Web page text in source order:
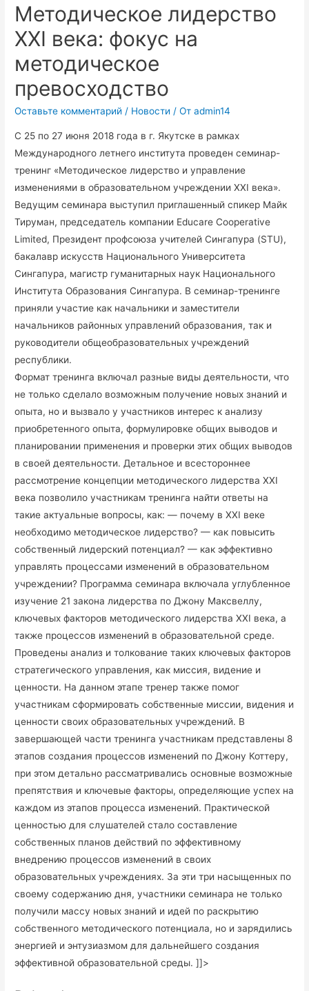
Методическое лидерство
XXI века: фокус на
методическое
превосходство
Оставьте комментарий / Новости / От admin14
С 25 по 27 июня 2018 года в г. Якутске в рамках
Международного летнего института проведен семинар-
тренинг «Методическое лидерство и управление
изменениями в образовательном учреждении XXI века».
Ведущим семинара выступил приглашенный спикер Майк
Тируман, председатель компании Educare Cooperative
Limited, Президент профсоюза учителей Сингапура (STU),
бакалавр искусств Национального Университета
Сингапура, магистр гуманитарных наук Национального
Института Образования Сингапура. В семинар-тренинге
приняли участие как начальники и заместители
начальников районных управлений образования, так и
руководители общеобразовательных учреждений
республики.
Формат тренинга включал разные виды деятельности, что
не только сделало возможным получение новых знаний и
опыта, но и вызвало у участников интерес к анализу
приобретенного опыта, формулировке общих выводов и
планировании применения и проверки этих общих выводов
в своей деятельности. Детальное и всестороннее
рассмотрение концепции методического лидерства XXI
века позволило участникам тренинга найти ответы на
такие актуальные вопросы, как: — почему в XXI веке
необходимо методическое лидерство? — как повысить
собственный лидерский потенциал? — как эффективно
управлять процессами изменений в образовательном
учреждении? Программа семинара включала углубленное
изучение 21 закона лидерства по Джону Максвеллу,
ключевых факторов методического лидерства XXI века, а
также процессов изменений в образовательной среде.
Проведены анализ и толкование таких ключевых факторов
стратегического управления, как миссия, видение и
ценности. На данном этапе тренер также помог
участникам сформировать собственные миссии, видения и
ценности своих образовательных учреждений. В
завершающей части тренинга участникам представлены 8
этапов создания процессов изменений по Джону Коттеру,
при этом детально рассматривались основные возможные
препятствия и ключевые факторы, определяющие успех на
каждом из этапов процесса изменений. Практической
ценностью для слушателей стало составление
собственных планов действий по эффективному
внедрению процессов изменений в своих
образовательных учреждениях. За эти три насыщенных по
своему содержанию дня, участники семинара не только
получили массу новых знаний и идей по раскрытию
собственного методического потенциала, но и зарядились
энергией и энтузиазмом для дальнейшего создания
эффективной образовательной среды. ]]>